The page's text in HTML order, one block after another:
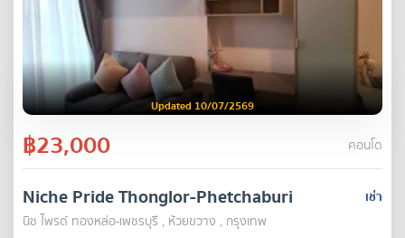
Updated 10/07/2569
฿23,000 คอนโด
เช่า
Niche Pride Thonglor-Phetchaburi
นิช ไพรด์ ทองหล่อ-เพชรบุรี , ห้วยขวาง , กรุงเทพ